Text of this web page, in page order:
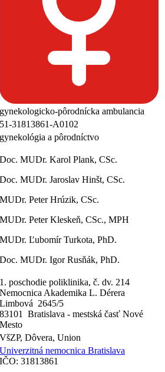
gynekologicko-pôrodnícka ambulancia
51-31813861-A0102
gynekológia a pôrodníctvo
Doc. MUDr. Karol Plank, CSc.
Doc. MUDr. Jaroslav Hinšt, CSc.
MUDr. Peter Hrúzik, CSc.
MUDr. Peter Kleskeň, CSc., MPH
MUDr. Ľubomír Turkota, PhD.
Doc. MUDr. Igor Rusňák, PhD.
1. poschodie poliklinika, č. dv. 214
Nemocnica Akademika L. Dérera
Limbová 2645/5
83101 Bratislava - mestská časť Nové
Mesto
VšZP, Dôvera, Union
Univerzitná nemocnica Bratislava
IČO: 31813861